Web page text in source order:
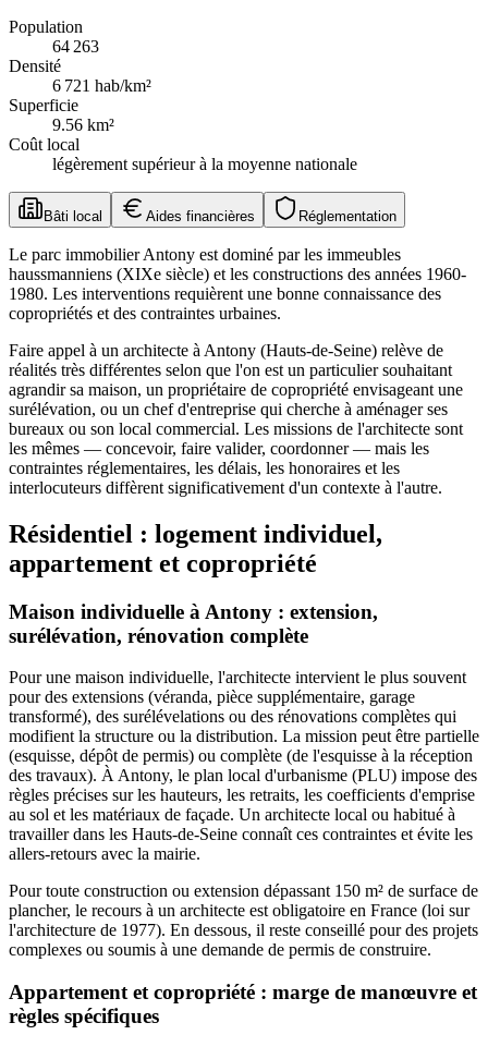
Population
64 263
Densité
6 721 hab/km²
Superficie
9.56 km²
Coût local
légèrement supérieur à la moyenne nationale
Bâti local Aides financières Réglementation
Le parc immobilier Antony est dominé par les immeubles
haussmanniens (XIXe siècle) et les constructions des années 1960-
1980. Les interventions requièrent une bonne connaissance des
copropriétés et des contraintes urbaines.
Faire appel à un architecte à Antony (Hauts-de-Seine) relève de
réalités très différentes selon que l'on est un particulier souhaitant
agrandir sa maison, un propriétaire de copropriété envisageant une
surélévation, ou un chef d'entreprise qui cherche à aménager ses
bureaux ou son local commercial. Les missions de l'architecte sont
les mêmes — concevoir, faire valider, coordonner — mais les
contraintes réglementaires, les délais, les honoraires et les
interlocuteurs diffèrent significativement d'un contexte à l'autre.
Résidentiel : logement individuel,
appartement et copropriété
Maison individuelle à Antony : extension,
surélévation, rénovation complète
Pour une maison individuelle, l'architecte intervient le plus souvent
pour des extensions (véranda, pièce supplémentaire, garage
transformé), des surélévelations ou des rénovations complètes qui
modifient la structure ou la distribution. La mission peut être partielle
(esquisse, dépôt de permis) ou complète (de l'esquisse à la réception
des travaux). À Antony, le plan local d'urbanisme (PLU) impose des
règles précises sur les hauteurs, les retraits, les coefficients d'emprise
au sol et les matériaux de façade. Un architecte local ou habitué à
travailler dans les Hauts-de-Seine connaît ces contraintes et évite les
allers-retours avec la mairie.
Pour toute construction ou extension dépassant 150 m² de surface de
plancher, le recours à un architecte est obligatoire en France (loi sur
l'architecture de 1977). En dessous, il reste conseillé pour des projets
complexes ou soumis à une demande de permis de construire.
Appartement et copropriété : marge de manœuvre et
règles spécifiques